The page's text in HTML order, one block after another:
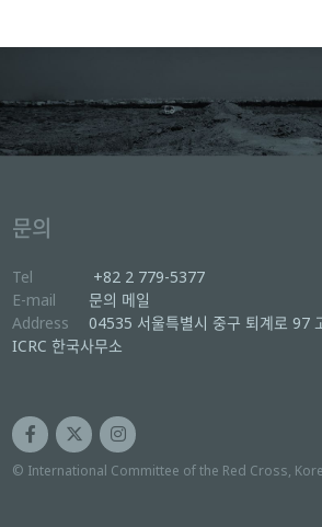
문의
Tel
+82 2 779-5377
E-mail
문의 메일
Address
04535 서울특별시 중구 퇴계로 97
ICRC 한국사무소
© International Committee of the Red Cross,